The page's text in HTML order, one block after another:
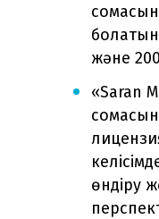
және
«Saran
өндіру